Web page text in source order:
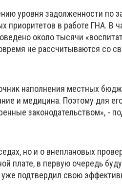
уровня задолженности по
приоритетов в работе ГНА. В
около тысячи
не рассчитываются со
наполнения местных
и медицина. Поэтому для
законодательством», -
но и о внеплановых
плате, в первую очередь
подтвердил свою